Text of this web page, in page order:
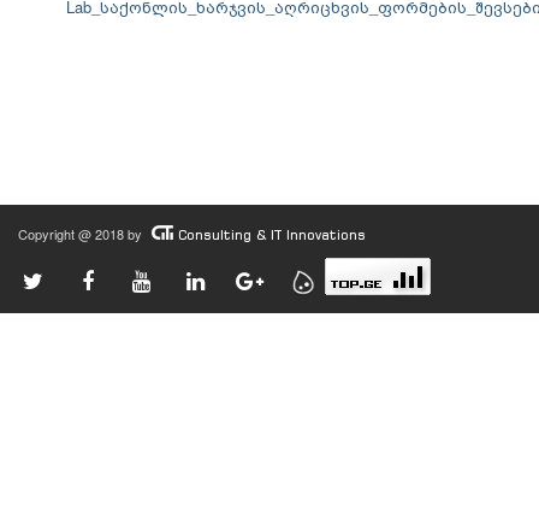
Copyright @ 2018 by Consulting & IT Innovations